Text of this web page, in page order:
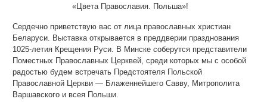
«Цвета Православия. Польша»!
Сердечно приветствую вас от лица православных христиан
Беларуси. Выставка открывается в преддверии празднования
1025-летия Крещения Руси. В Минске соберутся представители
Поместных Православных Церквей, среди которых мы с особой
радостью будем встречать Предстоятеля Польской
Православной Церкви — Блаженнейшего Савву, Митрополита
Варшавского и всея Польши.